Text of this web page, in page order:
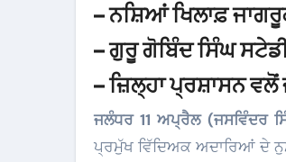
– ਨਸ਼ਿਆਂ ਖਿਲਾਫ਼
– ਗੁਰੂ ਗੋਬਿੰਦ ਸਿੰਘ
– ਜ਼ਿਲ੍ਹਾ ਪ੍ਰਸ਼ਾਸਨ
ਜਲੰਧਰ 11 ਅਪ੍ਰੈਲ (ਜਸਵਿੰਦਰ
ਪ੍ਰਮੁੱਖ ਵਿੱਦਿਅਕ ਅਦਾਰਿਆਂ ਦੇ